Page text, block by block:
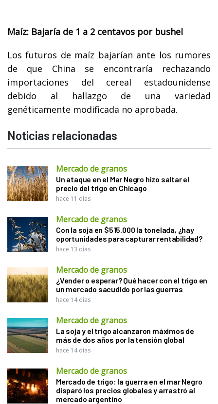
Maíz: Bajaría de 1 a 2 centavos por bushel
Los futuros de maíz bajarían ante los rumores
de que China se encontraría rechazando
importaciones del cereal estadounidense
debido al hallazgo de una variedad
genéticamente modificada no aprobada.
Noticias relacionadas
Mercado de granos
Un ataque en el Mar Negro hizo saltar el
precio del trigo en Chicago
hace 11 días
Mercado de granos
Con la soja en $515.000 la tonelada, ¿hay
oportunidades para capturar rentabilidad?
hace 13 días
Mercado de granos
¿Vender o esperar? Qué hacer con el trigo en
un mercado sacudido por las guerras
hace 14 días
Mercado de granos
La soja y el trigo alcanzaron máximos de
más de dos años por la tensión global
hace 14 días
Mercado de granos
Mercado de trigo: la guerra en el mar Negro
disparó los precios globales y arrastró al
mercado argentino